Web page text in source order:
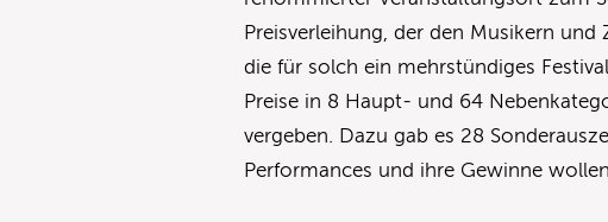
Preisverleihung, der den Musikern
die für solch ein mehrstündiges
Preise in 8 Haupt- und 64
vergeben. Dazu gab es 28
Performances und ihre Gewinne